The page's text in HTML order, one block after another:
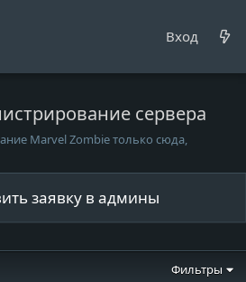
Вход
сервера
Marvel Zombie только сюда,
заявку в админы
Фильтры